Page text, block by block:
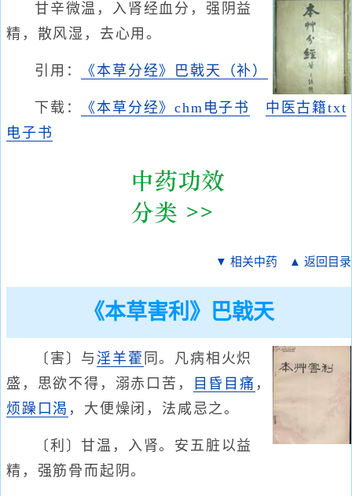
甘辛微温，入肾经血分，强阴益
精，散风湿，去心用。
引用： 《本草分经》巴戟天（补）
下载： 《本草分经》chm电子书
中医古籍txt
电子书
▼ 相关中药 ▲ 返回目录
《本草害利》巴戟天
〔害〕与 淫羊藿 同。凡病相火炽
盛，思欲不得，溺赤口苦，
目昏 目痛 ，
烦躁 口渴 ，大便燥闭，法咸忌之。
〔利〕甘温，入肾。安五脏以益
精，强筋骨而起阴。